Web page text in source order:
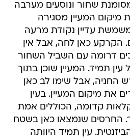
שחור ונוסעים מערבה
מיקום המעיין מסגירה
עדיין נקודת מרעה
הקרקע כאן לחה, אבל אין
דרומה עם השביל השחור
תמיד. המעיין שוכן בתוך
החניה, אבל שימו לב כאן
את מיקום המעיין. בעין
קדומה, הכוללים אמת
החרסים שנמצאו כאן בשטח
עין תמיד היוותה